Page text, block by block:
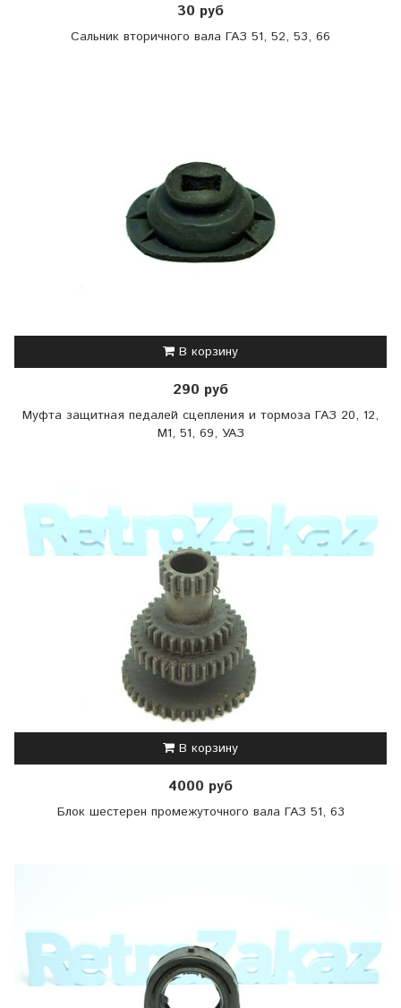
30 руб
Сальник вторичного вала ГАЗ 51, 52, 53, 66
В корзину
290 руб
Муфта защитная педалей сцепления и тормоза ГАЗ 20, 12,
М1, 51, 69, УАЗ
В корзину
4000 руб
Блок шестерен промежуточного вала ГАЗ 51, 63